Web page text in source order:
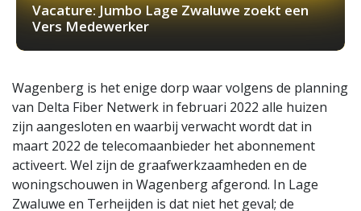
Vacature: Jumbo Lage Zwaluwe zoekt een
Vers Medewerker
Wagenberg is het enige dorp waar volgens de planning
van Delta Fiber Netwerk in februari 2022 alle huizen
zijn aangesloten en waarbij verwacht wordt dat in
maart 2022 de telecomaanbieder het abonnement
activeert. Wel zijn de graafwerkzaamheden en de
woningschouwen in Wagenberg afgerond. In Lage
Zwaluwe en Terheijden is dat niet het geval; de